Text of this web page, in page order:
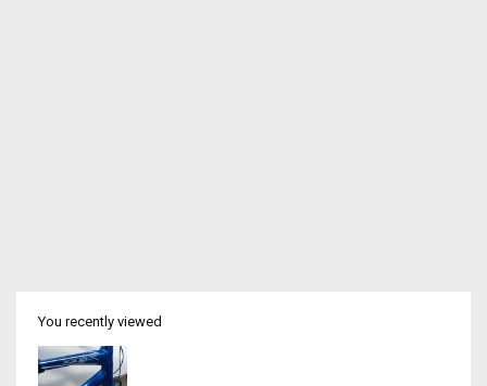
You recently viewed